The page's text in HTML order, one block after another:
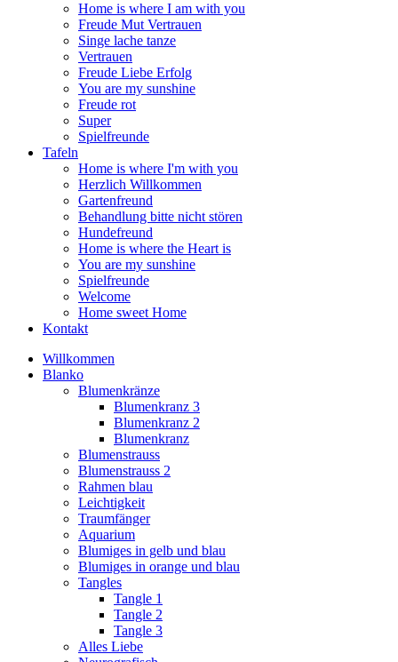
Home is where I am with you
Freude Mut Vertrauen
Singe lache tanze
Vertrauen
Freude Liebe Erfolg
You are my sunshine
Freude rot
Super
Spielfreunde
Tafeln
Home is where I'm with you
Herzlich Willkommen
Gartenfreund
Behandlung bitte nicht stören
Hundefreund
Home is where the Heart is
You are my sunshine
Spielfreunde
Welcome
Home sweet Home
Kontakt
Willkommen
Blanko
Blumenkränze
Blumenkranz 3
Blumenkranz 2
Blumenkranz
Blumenstrauss
Blumenstrauss 2
Rahmen blau
Leichtigkeit
Traumfänger
Aquarium
Blumiges in gelb und blau
Blumiges in orange und blau
Tangles
Tangle 1
Tangle 2
Tangle 3
Alles Liebe